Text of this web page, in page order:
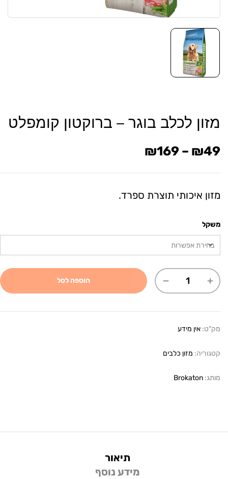
מזון לכלב בוגר – ברוקטון קומפלט
₪49
–
₪169
מזון איכותי תוצרת ספרד.
משקל
הוספה לסל
מק"ט: אין מידע
קטגוריה: מזון כלבים
מותג: Brokaton
תיאור
מידע נוסף